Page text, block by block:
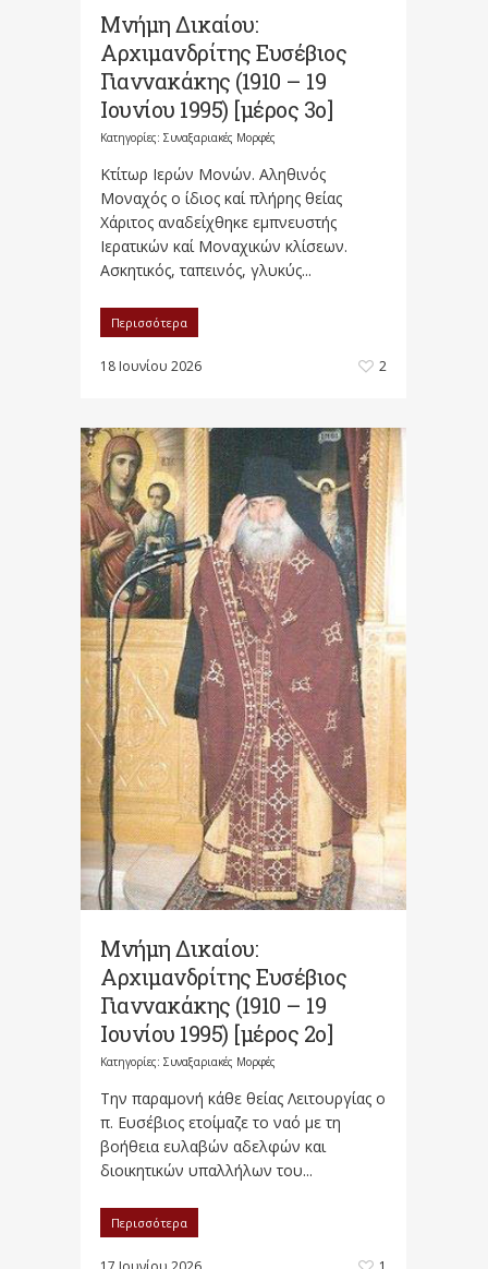
Μνήμη Δικαίου:
Αρχιμανδρίτης Ευσέβιος
Γιαννακάκης (1910 – 19
Ιουνίου 1995) [μέρος 3ο]
Κατηγορίες: Συναξαριακές Μορφές
Κτίτωρ Ιερών Μονών. Αληθινός
Μοναχός ο ίδιος καί πλήρης θείας
Χάριτος αναδείχθηκε εμπνευστής
Ιερατικών καί Μοναχικών κλίσεων.
Ασκητικός, ταπεινός, γλυκύς...
Περισσότερα
18 Ιουνίου 2026 2
Μνήμη Δικαίου:
Αρχιμανδρίτης Ευσέβιος
Γιαννακάκης (1910 – 19
Ιουνίου 1995) [μέρος 2ο]
Κατηγορίες: Συναξαριακές Μορφές
Την παραμονή κάθε θείας Λειτουργίας ο
π. Ευσέβιος ετοίμαζε το ναό με τη
βοήθεια ευλαβών αδελφών και
διοικητικών υπαλλήλων του...
Περισσότερα